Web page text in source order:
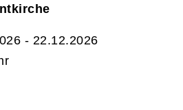
- 22.12.2026